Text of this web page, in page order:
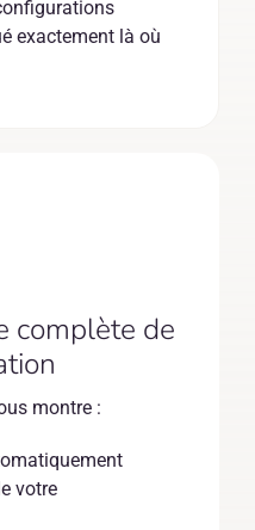
exactement là où
complète de
montre :
votre